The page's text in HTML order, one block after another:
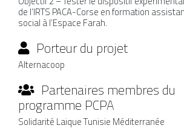
de l’IRTS PACA-Corse en formation
social à l’Espace Farah.
Porteur du projet
Alternacoop
Partenaires membres du
programme PCPA
Solidarité Laique Tunisie Méditerranée